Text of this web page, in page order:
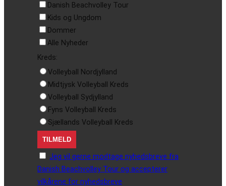
Danish Beachvolley Tour
Kids og Ungdom
Dommer
Alle Nyheder
Kreds:
Volleyball Nordjylland
Midtjysk Volleyball Kreds
Volleyball Sydjylland
Fyns Volleyball Kreds
Sjællands Volleyball Kreds
Jeg vil gerne modtage nyhedsbreve fra
Danish Beachvolley Tour og accepterer
vilkårene for nyhedsbreve